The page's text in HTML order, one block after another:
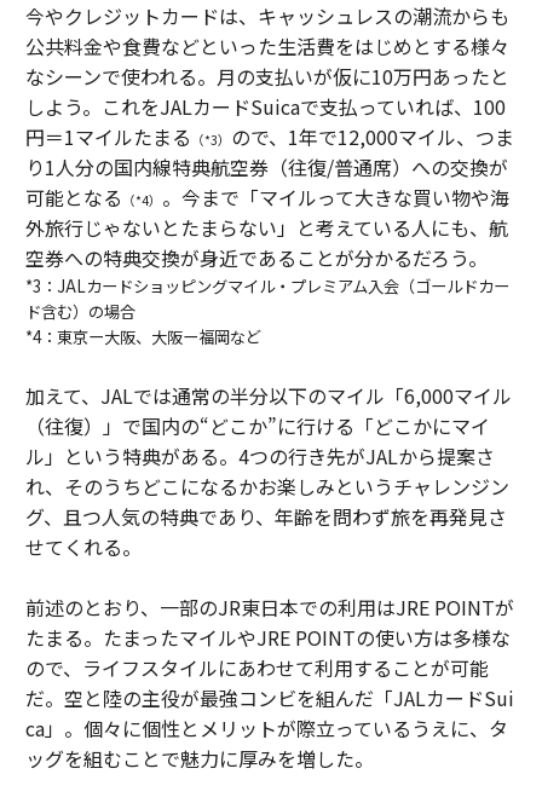
今やクレジットカードは、キャッシュレスの潮流からも
公共料金や食費などといった生活費をはじめとする様々
なシーンで使われる。月の支払いが仮に10万円あったと
しよう。これをJALカードSuicaで支払っていれば、100
円＝1マイルたまる （*3） ので、1年で12,000マイル、つま
り1人分の国内線特典航空券（往復/普通席）への交換が
可能となる （*4） 。今まで「マイルって大きな買い物や海
外旅行じゃないとたまらない」と考えている人にも、航
空券への特典交換が身近であることが分かるだろう。
*3：JALカードショッピングマイル・プレミアム入会（ゴールドカー
ド含む）の場合
*4：東京ー大阪、大阪ー福岡など
加えて、JALでは通常の半分以下のマイル「6,000マイル
（往復）」で国内の“どこか”に行ける「どこかにマイ
ル」という特典がある。4つの行き先がJALから提案さ
れ、そのうちどこになるかお楽しみというチャレンジン
グ、且つ人気の特典であり、年齢を問わず旅を再発見さ
せてくれる。
前述のとおり、一部のJR東日本での利用はJRE POINTが
たまる。たまったマイルやJRE POINTの使い方は多様な
ので、ライフスタイルにあわせて利用することが可能
だ。空と陸の主役が最強コンビを組んだ「JALカードSui
ca」。個々に個性とメリットが際立っているうえに、タ
ッグを組むことで魅力に厚みを増した。